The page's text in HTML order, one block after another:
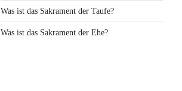
Was ist das Sakrament der Taufe?
Was ist das Sakrament der Ehe?